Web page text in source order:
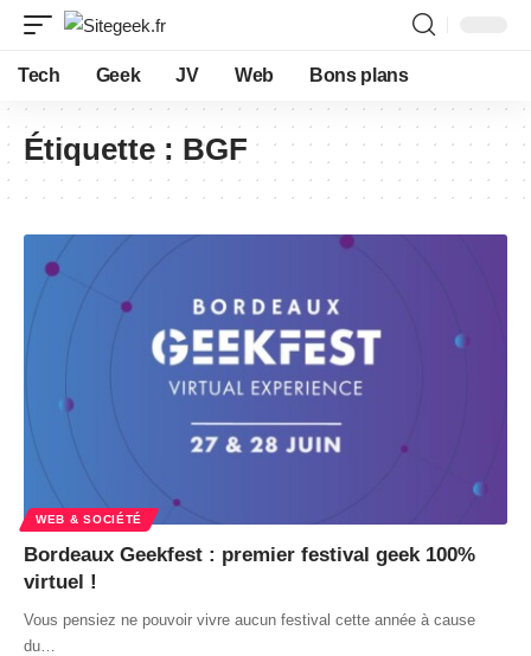
Tech Geek JV Web Bons plans
Étiquette : BGF
WEB & SOCIÉTÉ
Bordeaux Geekfest : premier festival geek 100%
virtuel !
Vous pensiez ne pouvoir vivre aucun festival cette année à cause
du…